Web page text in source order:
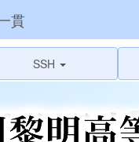
貫
SSH